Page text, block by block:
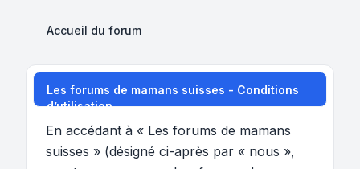
Accueil du forum
Les forums de mamans suisses - Conditions
d’utilisation
En accédant à « Les forums de mamans
suisses » (désigné ci-après par « nous »,